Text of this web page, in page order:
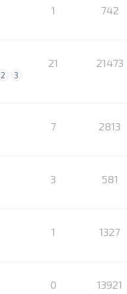
1 742
2 3
21 21473
7 2813
3 581
1 1327
0 13921